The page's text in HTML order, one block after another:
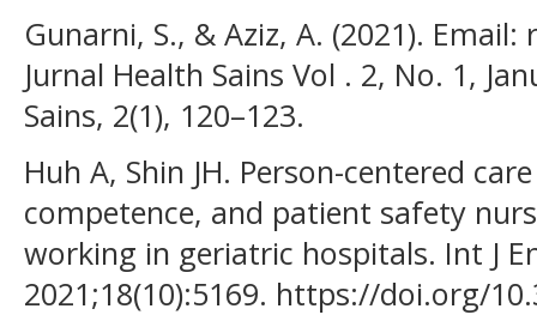
Gunarni, S., & Aziz, A. (2021).
Jurnal Health Sains Vol . 2, No. 1,
Sains, 2(1), 120–123.
Huh A, Shin JH. Person-centered
competence, and patient safety
working in geriatric hospitals. Int J
2021;18(10):5169. https://doi.org/